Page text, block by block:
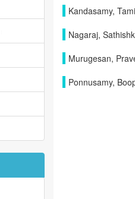
Kandasamy,
Nagaraj,
Murugesan,
Ponnusamy,